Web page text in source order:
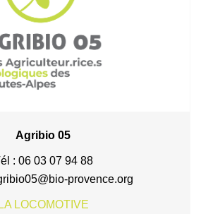
Agribio 05
: 06 03 07 94 88
provence.org
LA LOCOMOTIVE